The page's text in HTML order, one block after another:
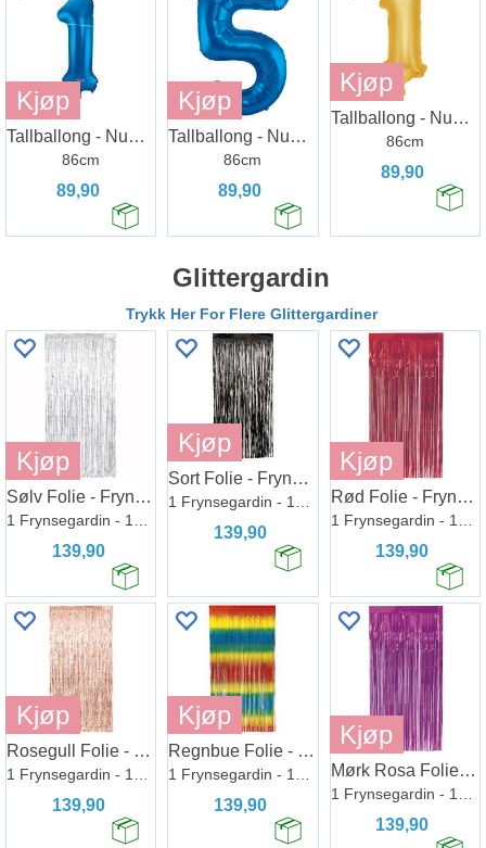
Kjøp
Tallballong - Nummer 1 - Blå
86cm
89,90
Kjøp
Tallballong - Nummer 5 - Blå
86cm
89,90
Kjøp
Tallballong - Nummer 1 - Gull
86cm
89,90
Glittergardin
Trykk Her For Flere Glittergardiner
Kjøp
Sølv Folie - Frynsegardin
1 Frynsegardin - 1x2m
139,90
Kjøp
Sort Folie - Frynsegardin
139,90
Kjøp
Rød Folie - Frynsegardin
1 Frynsegardin - 1x2m
139,90
Kjøp
Rosegull Folie - Frynsegardin
1 Frynsegardin - 1x2m
139,90
Kjøp
Regnbue Folie - Frynsegardin
1 Frynsegardin - 1x2m
139,90
Kjøp
Mørk Rosa Folie - Frynsegardin
139,90